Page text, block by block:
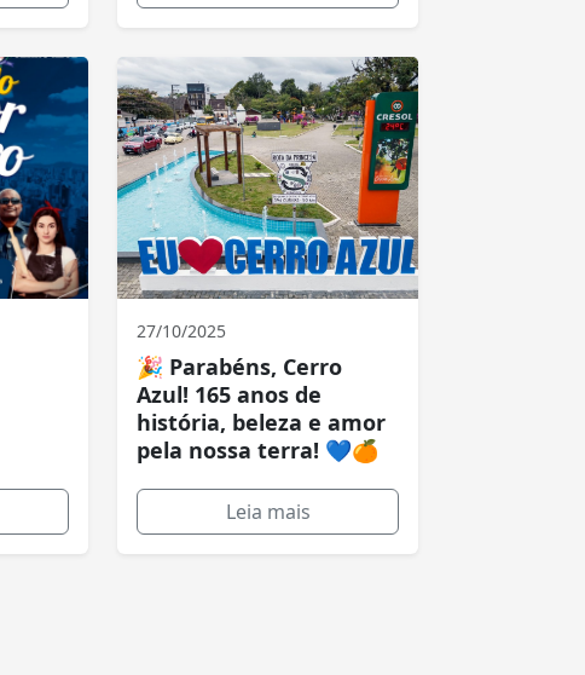
27/10/2025
🎉 Parabéns, Cerro
Azul! 165 anos de
história, beleza e amor
pela nossa terra! 💙🍊
Leia mais